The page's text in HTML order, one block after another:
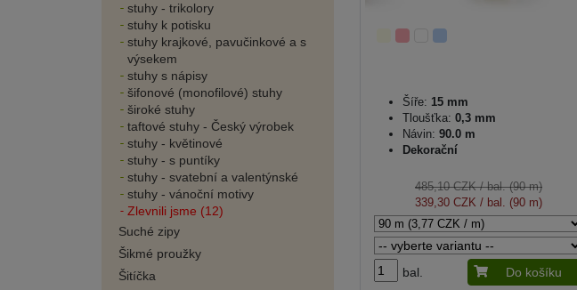
stuhy - trikolory
stuhy k potisku
stuhy krajkové, pavučinkové a s
výsekem
stuhy s nápisy
šifonové (monofilové) stuhy
široké stuhy
taftové stuhy - Český výrobek
stuhy - květinové
stuhy - s puntíky
stuhy - svatební a valentýnské
stuhy - vánoční motivy
Zlevnili jsme (12)
Suché zipy
Šikmé proužky
Šitíčka
Šíře: 15 mm
Tloušťka: 0,3 mm
Návin: 90.0 m
Dekorační
485,10 CZK/ bal. (90 m)
339,30 CZK / bal. (90 m)
bal. Do košíku